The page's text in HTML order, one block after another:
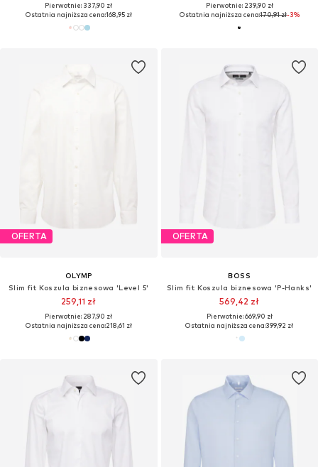
Pierwotnie: 337,90 zł
Ostatnia najniższa cena:168,95 zł
Pierwotnie: 239,90 zł
Ostatnia najniższa cena:170,91 zł-3%
OFERTA
OLYMP
Slim fit Koszula biznesowa 'Level 5'
259,11 zł
Pierwotnie: 287,90 zł
Ostatnia najniższa cena:218,61 zł
OFERTA
BOSS
Slim fit Koszula biznesowa 'P-Hanks'
569,42 zł
Pierwotnie: 669,90 zł
Ostatnia najniższa cena:399,92 zł